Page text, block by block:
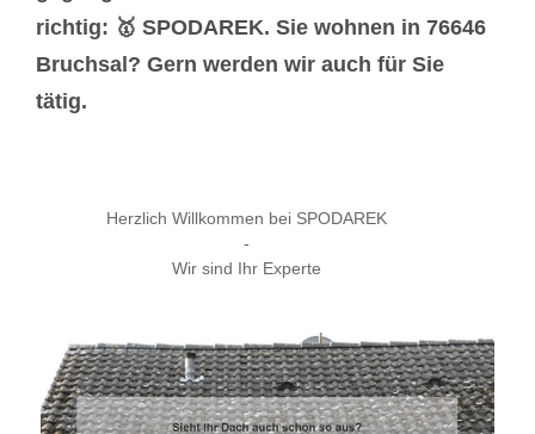
richtig: 🥇 SPODAREK. Sie wohnen in 76646
Bruchsal? Gern werden wir auch für Sie
tätig.
Herzlich Willkommen bei SPODAREK
-
Wir sind Ihr Experte